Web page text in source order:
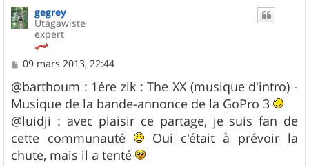
gegrey
Utagawiste
expert
M
s
s
a
g
e
09 mars 2013, 22:44
@barthoum : 1ére zik : The XX (musique d'intro) -
Musique de la bande-annonce de la GoPro 3
@luidji : avec plaisir ce partage, je suis fan de
cette communauté
Oui c'était à prévoir la
chute, mais il a tenté